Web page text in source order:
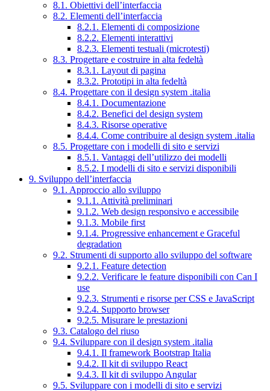
8.1. Obiettivi dell’interfaccia
8.2. Elementi dell’interfaccia
8.2.1. Elementi di composizione
8.2.2. Elementi interattivi
8.2.3. Elementi testuali (microtesti)
8.3. Progettare e costruire in alta fedeltà
8.3.1. Layout di pagina
8.3.2. Prototipi in alta fedeltà
8.4. Progettare con il design system .italia
8.4.1. Documentazione
8.4.2. Benefici del design system
8.4.3. Risorse operative
8.4.4. Come contribuire al design system .italia
8.5. Progettare con i modelli di sito e servizi
8.5.1. Vantaggi dell’utilizzo dei modelli
8.5.2. I modelli di sito e servizi disponibili
9. Sviluppo dell’interfaccia
9.1. Approccio allo sviluppo
9.1.1. Attività preliminari
9.1.2. Web design responsivo e accessibile
9.1.3. Mobile first
9.1.4. Progressive enhancement e Graceful
degradation
9.2. Strumenti di supporto allo sviluppo del software
9.2.1. Feature detection
9.2.2. Verificare le feature disponibili con Can I
use
9.2.3. Strumenti e risorse per CSS e JavaScript
9.2.4. Supporto browser
9.2.5. Misurare le prestazioni
9.3. Catalogo del riuso
9.4. Sviluppare con il design system .italia
9.4.1. Il framework Bootstrap Italia
9.4.2. Il kit di sviluppo React
9.4.3. Il kit di sviluppo Angular
9.5. Sviluppare con i modelli di sito e servizi